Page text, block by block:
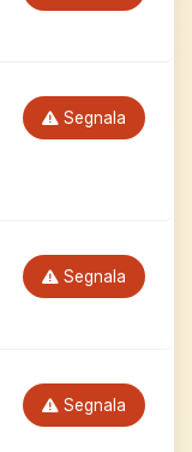
Segnala
Segnala
Segnala